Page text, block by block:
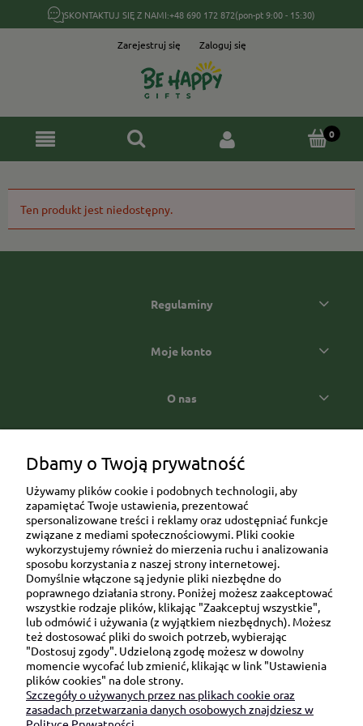
SKONTAKTUJ SIĘ Z NAMI:+48 690 172 872(pon-pt 9:00 - 15:30)
Zarejestruj się Zaloguj się
Ten produkt jest niedostępny.
Regulaminy
Moje konto
O nas
Ul. Brukowa 6/8 lok. 57/58
91-341 Łódź
NIP: 6751510615
SKONTAKTUJ SIĘ Z NAMI:
sklep@be-happygifts.com
+48 690 172 872
Dbamy o Twoją prywatność
Używamy plików cookie i podobnych technologii, aby
zapamiętać Twoje ustawienia, prezentować
spersonalizowane treści i reklamy oraz udostępniać funkcje
związane z mediami społecznościowymi. Pliki cookie
wykorzystujemy również do mierzenia ruchu i analizowania
sposobu korzystania z naszej strony internetowej.
Domyślnie włączone są jedynie pliki niezbędne do
poprawnego działania strony. Poniżej możesz zaakceptować
wszystkie rodzaje plików, klikając "Zaakceptuj wszystkie",
lub odmówić i używania (z wyjątkiem niezbędnych). Możesz
też dostosować pliki do swoich potrzeb, wybierając
"Dostosuj zgody". Udzieloną zgodę możesz w dowolny
momencie wycofać lub zmienić, klikając w link "Ustawienia
plików cookies" na dole strony.
Szczegóły o używanych przez nas plikach cookie oraz
zasadach przetwarzania danych osobowych znajdziesz w